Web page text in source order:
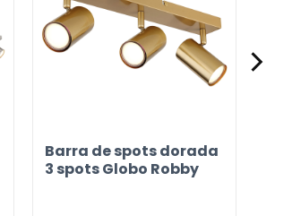
Barra de spots dorada
3 spots Globo Robby